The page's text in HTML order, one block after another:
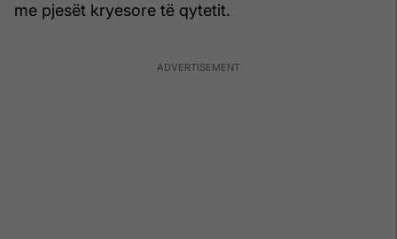
me pjesët kryesore të qytetit.